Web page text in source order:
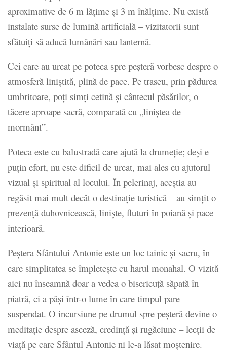
aproximative de 6 m lățime și 3 m înălțime. Nu există
instalate surse de lumină artificială – vizitatorii sunt
sfătuiți să aducă lumânări sau lanternă.
Cei care au urcat pe poteca spre peșteră vorbesc despre o
atmosferă liniștită, plină de pace. Pe traseu, prin pădurea
umbritoare, poți simți cetină și cântecul păsărilor, o
tăcere aproape sacră, comparată cu „liniștea de
mormânt”.
Poteca este cu balustradă care ajută la drumeție; deși e
puțin efort, nu este dificil de urcat, mai ales cu ajutorul
vizual și spiritual al locului. În pelerinaj, aceștia au
regăsit mai mult decât o destinație turistică – au simțit o
prezență duhovnicească, liniște, fluturi în poiană și pace
interioară.
Peștera Sfântului Antonie este un loc tainic și sacru, în
care simplitatea se împletește cu harul monahal. O vizită
aici nu înseamnă doar a vedea o bisericuță săpată în
piatră, ci a păși într-o lume în care timpul pare
suspendat. O incursiune pe drumul spre peșteră devine o
meditație despre asceză, credință și rugăciune – lecții de
viață pe care Sfântul Antonie ni le-a lăsat moștenire.